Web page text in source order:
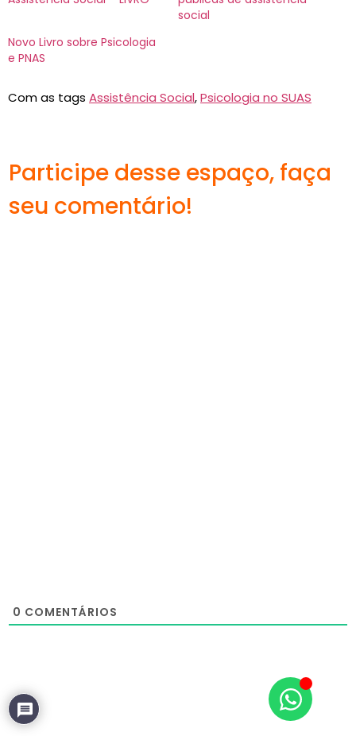
social
Novo Livro sobre Psicologia
e PNAS
Com as tags Assistência Social,Psicologia no SUAS
Participe desse espaço, faça
seu comentário!
0 COMENTÁRIOS